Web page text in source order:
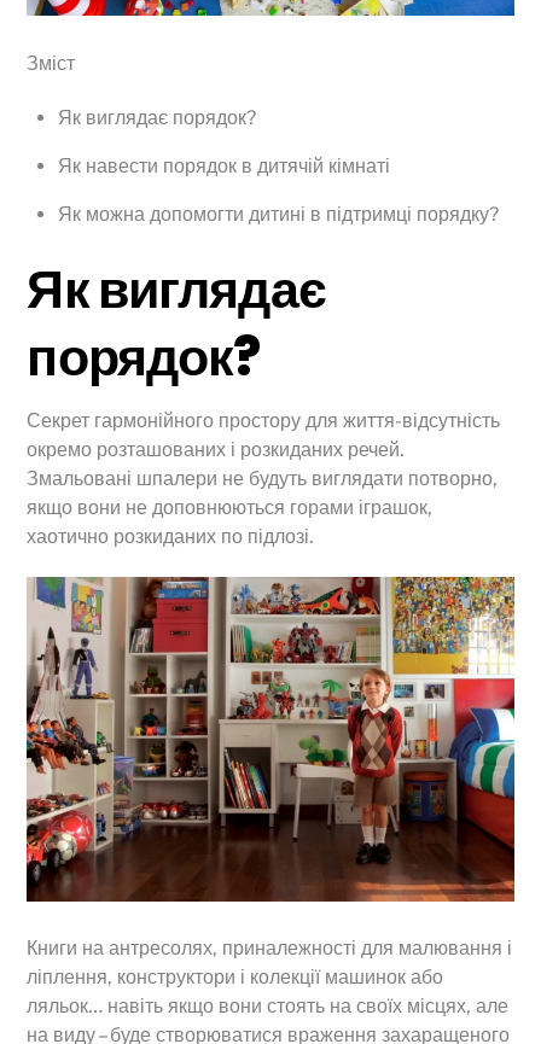
Зміст
Як виглядає порядок?
Як навести порядок в дитячій кімнаті
Як можна допомогти дитині в підтримці порядку?
Як виглядає
порядок?
Секрет гармонійного простору для життя-відсутність
окремо розташованих і розкиданих речей.
Змальовані шпалери не будуть виглядати потворно,
якщо вони не доповнюються горами іграшок,
хаотично розкиданих по підлозі.
Книги на антресолях, приналежності для малювання і
ліплення, конструктори і колекції машинок або
ляльок… навіть якщо вони стоять на своїх місцях, але
на виду – буде створюватися враження захаращеного